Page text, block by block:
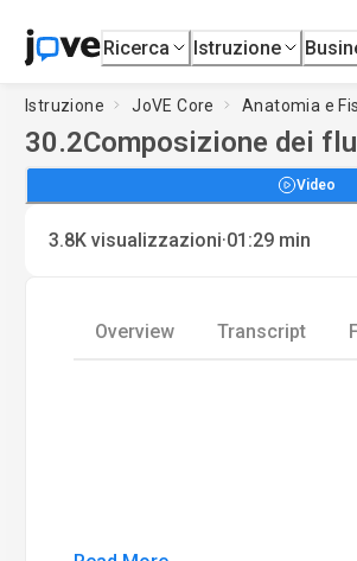
Ricerca Istruzione
Istruzione JoVE Core Anatomia e
30.2Composizione dei
Video
3.8K visualizzazioni·01:29 min
Overview Transcript